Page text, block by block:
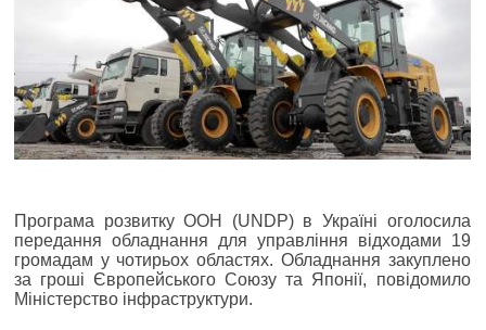
Програма розвитку ООН (UNDP) в Україні оголосила
передання обладнання для управління відходами 19
громадам у чотирьох областях. Обладнання закуплено
за гроші Європейського Союзу та Японії, повідомило
Міністерство інфраструктури.